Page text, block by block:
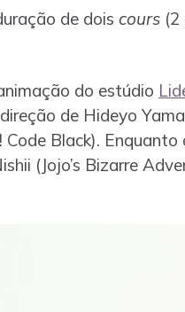
de dois cours (2
do estúdio
de Hideyo
Black).
(Jojo’s Bizarre